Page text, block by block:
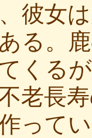
彼女
る。
くる
老長
って